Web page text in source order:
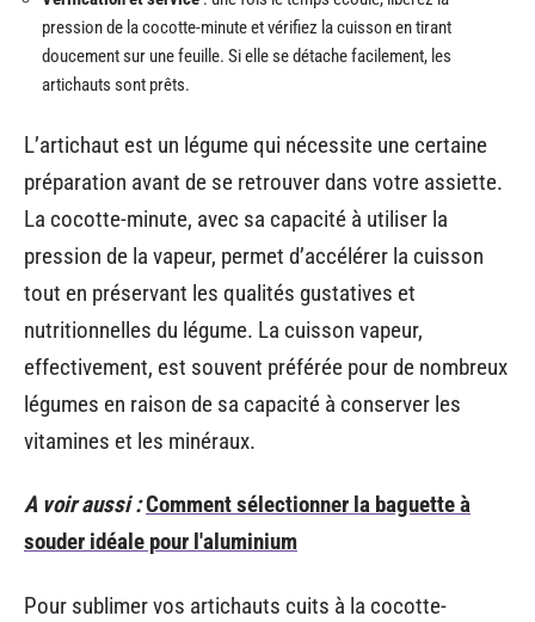
pression de la cocotte-minute et vérifiez la cuisson en tirant
doucement sur une feuille. Si elle se détache facilement, les
artichauts sont prêts.
L’artichaut est un légume qui nécessite une certaine
préparation avant de se retrouver dans votre assiette.
La cocotte-minute, avec sa capacité à utiliser la
pression de la vapeur, permet d’accélérer la cuisson
tout en préservant les qualités gustatives et
nutritionnelles du légume. La cuisson vapeur,
effectivement, est souvent préférée pour de nombreux
légumes en raison de sa capacité à conserver les
vitamines et les minéraux.
A voir aussi :Comment sélectionner la baguette à
souder idéale pour l'aluminium
Pour sublimer vos artichauts cuits à la cocotte-